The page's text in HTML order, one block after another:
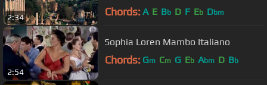
2:34 Chords: A E Bb D F Eb Dbm
2:54
Sophia Loren Mambo Italiano
Chords: Gm Cm G Eb Abm D Bb